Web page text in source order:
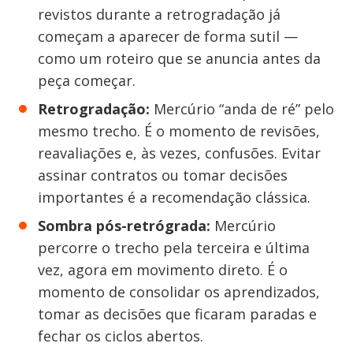
revistos durante a retrogradação já
começam a aparecer de forma sutil —
como um roteiro que se anuncia antes da
peça começar.
Retrogradação: Mercúrio “anda de ré” pelo
mesmo trecho. É o momento de revisões,
reavaliações e, às vezes, confusões. Evitar
assinar contratos ou tomar decisões
importantes é a recomendação clássica.
Sombra pós-retrógrada: Mercúrio
percorre o trecho pela terceira e última
vez, agora em movimento direto. É o
momento de consolidar os aprendizados,
tomar as decisões que ficaram paradas e
fechar os ciclos abertos.